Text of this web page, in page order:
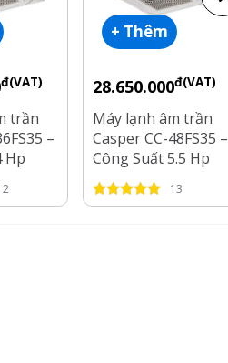
đ(VAT)
trần
–
Hp
+ Thêm
28.650.000đ(VAT)
Máy lạnh âm trần
Casper CC-48FS35 –
Công Suất 5.5 Hp
13